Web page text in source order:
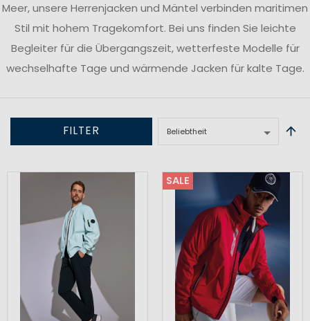
Meer, unsere Herrenjacken und Mäntel verbinden maritimen
Stil mit hohem Tragekomfort. Bei uns finden Sie leichte
Begleiter für die Übergangszeit, wetterfeste Modelle für
wechselhafte Tage und wärmende Jacken für kalte Tage.
FILTER
SALE